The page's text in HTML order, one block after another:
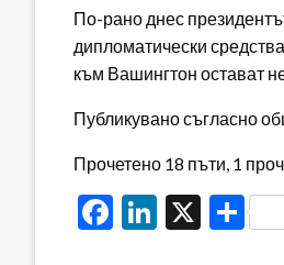
По-рано днес
дипломатически
към Вашингтон остават
Публикувано съгласно
Прочетено 18 пъти, 1
Facebook
LinkedIn
X